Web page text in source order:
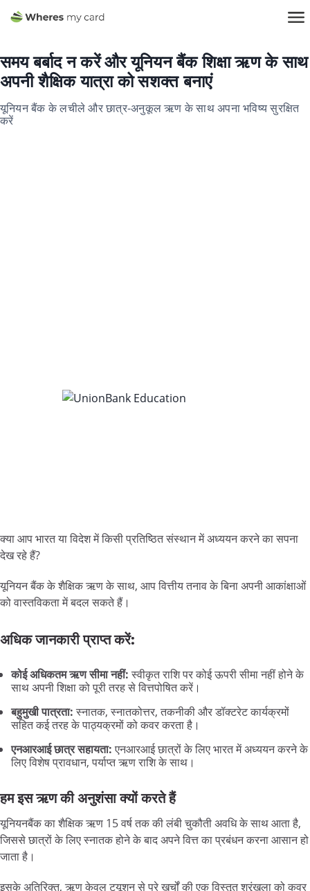
समय बर्बाद न करें और यूनियन बैंक शिक्षा ऋण के साथ
अपनी शैक्षिक यात्रा को सशक्त बनाएं
यूनियन बैंक के लचीले और छात्र-अनुकूल ऋण के साथ अपना भविष्य सुरक्षित
करें
क्या आप भारत या विदेश में किसी प्रतिष्ठित संस्थान में अध्ययन करने का सपना
देख रहे हैं?
यूनियन बैंक के शैक्षिक ऋण के साथ, आप वित्तीय तनाव के बिना अपनी आकांक्षाओं
को वास्तविकता में बदल सकते हैं।
अधिक जानकारी प्राप्त करें:
कोई अधिकतम ऋण सीमा नहीं: स्वीकृत राशि पर कोई ऊपरी सीमा नहीं होने के
साथ अपनी शिक्षा को पूरी तरह से वित्तपोषित करें।
बहुमुखी पात्रता: स्नातक, स्नातकोत्तर, तकनीकी और डॉक्टरेट कार्यक्रमों
सहित कई तरह के पाठ्यक्रमों को कवर करता है।
एनआरआई छात्र सहायता: एनआरआई छात्रों के लिए भारत में अध्ययन करने के
लिए विशेष प्रावधान, पर्याप्त ऋण राशि के साथ।
हम इस ऋण की अनुशंसा क्यों करते हैं
यूनियनबैंक का शैक्षिक ऋण 15 वर्ष तक की लंबी चुकौती अवधि के साथ आता है,
जिससे छात्रों के लिए स्नातक होने के बाद अपने वित्त का प्रबंधन करना आसान हो
जाता है।
इसके अतिरिक्त, ऋण केवल ट्यूशन से परे खर्चों की एक विस्तृत श्रृंखला को कवर